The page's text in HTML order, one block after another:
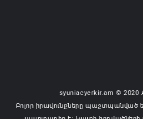
syuniacyerkir.am © 2020
Բոլոր իրավունքները պաշտպանված